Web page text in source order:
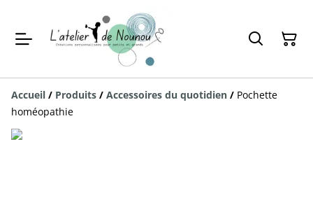
Accueil / Produits / Accessoires du quotidien / Pochette
homéopathie